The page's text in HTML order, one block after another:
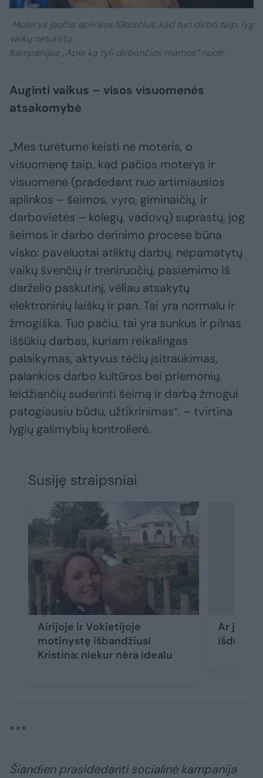
Moterys jaučia aplinkos lūkesčius, kad turi dirbti taip, lyg
vaikų neturėtų.
Kampanijos „Apie ką tyli dirbančios mamos“ nuotr.
Auginti vaikus – visos visuomenės
atsakomybė
„Mes turėtume keisti ne moteris, o
visuomenę taip, kad pačios moterys ir
visuomenė (pradedant nuo artimiausios
aplinkos – šeimos, vyro, giminaičių, ir
darbovietės – kolegų, vadovų) suprastų, jog
šeimos ir darbo derinimo procese būna
visko: pavėluotai atliktų darbų, nepamatytų
vaikų švenčių ir treniruočių, pasiėmimo iš
darželio paskutinį, vėliau atsakytų
elektroninių laiškų ir pan. Tai yra normalu ir
žmogiška. Tuo pačiu, tai yra sunkus ir pilnas
iššūkių darbas, kuriam reikalingas
palaikymas, aktyvus tėčių įsitraukimas,
palankios darbo kultūros bei priemonių,
leidžiančių suderinti šeimą ir darbą žmogui
patogiausiu būdu, užtikrinimas“, – tvirtina
lygių galimybių kontrolierė.
Susiję straipsniai
Airijoje ir Vokietijoje
motinystę išbandžiusi
Kristina: niekur nėra idealu
Ar jūs –
***
Šiandien prasidedanti socialinė kampanija